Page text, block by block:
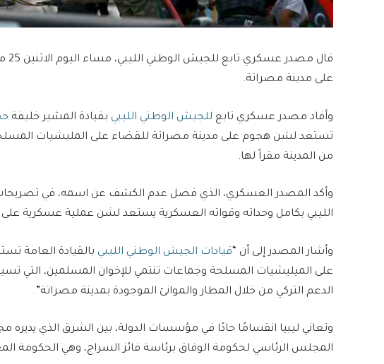
على مدينة مصراتة.
وأفاد مصدر عسكري تابع للجيش الوطني الليبي بقيادة المشير خليفة
تستعد لشن هجوم على مدينة مصراتة للقضاء على المليشيات
من المدينة مقراً لها.
وأكد المصدر العسكري، الذي فضل عدم الكشف عن اسمه، في
الليبي بكامل وحداته وقواته العسكرية يستعد لشن عملية عسكرية على
وأشار المصدر إلى أن “قيادات الجيش الوطني الليبي بالقيادة العامة
على الميليشيات المسلحة وجماعات تنتمي للإخوان المسلمين، التي
الدعم التركي من خلال المطار والموانئ الموجودة بمدينة مصراتة”.
وتعاني ليبيا انقسامًا حادًا في مؤسسات الدولة، بين الشرق الذي
المجلس الرئاسي لحكومة الوفاق برئاسة فائز السراج، وهي الحكومة